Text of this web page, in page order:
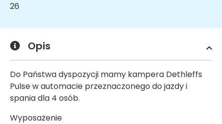
26
Opis
Do Państwa dyspozycji mamy kampera Dethleffs
Pulse w automacie przeznaczonego do jazdy i
spania dla 4 osób.
Wyposażenie